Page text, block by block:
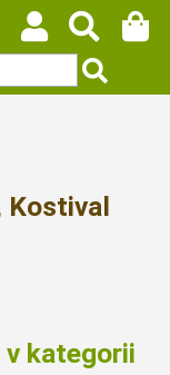
Kostival
v kategorii